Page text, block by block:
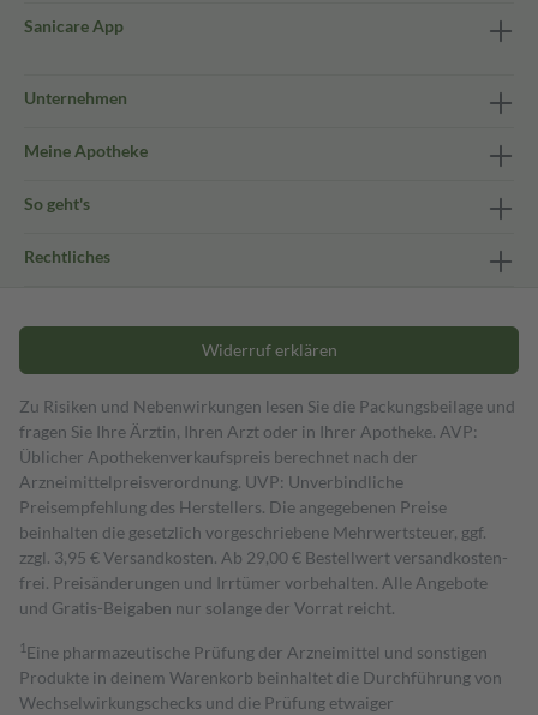
Sanicare App
Unternehmen
Meine Apotheke
So geht's
Rechtliches
Widerruf erklären
Zu Risiken und Nebenwirkungen lesen Sie die Packungsbeilage und
fragen Sie Ihre Ärztin, Ihren Arzt oder in Ihrer Apotheke. AVP:
Üblicher Apothekenverkaufspreis berechnet nach der
Arzneimittelpreisverordnung. UVP: Unverbindliche
Preisempfehlung des Herstellers. Die angegebenen Preise
beinhalten die gesetzlich vorgeschriebene Mehrwertsteuer, ggf.
zzgl. 3,95 € Versandkosten. Ab 29,00 € Bestell­wert versand­kosten­
frei. Preisänderungen und Irrtümer vorbehalten. Alle Angebote
und Gratis-Beigaben nur solange der Vorrat reicht.
1 Eine pharmazeutische Prüfung der Arzneimittel und sonstigen
Produkte in deinem Warenkorb beinhaltet die Durchführung von
Wechselwirkungschecks und die Prüfung etwaiger